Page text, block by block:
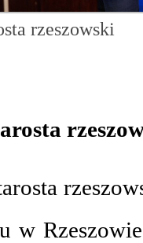
rzeszowski
w